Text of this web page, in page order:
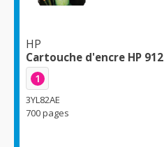
HP
Cartouche d'encre HP
1
3YL82AE
700 pages